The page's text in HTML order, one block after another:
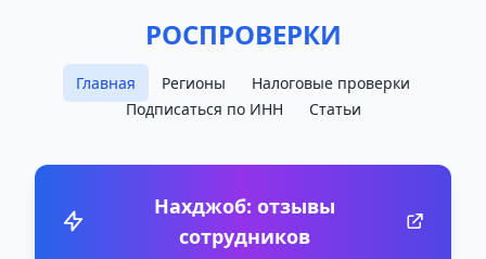
РОСПРОВЕРКИ
Главная Регионы
Налоговые проверки
Подписаться по ИНН
Статьи
Нахджоб: отзывы
сотрудников